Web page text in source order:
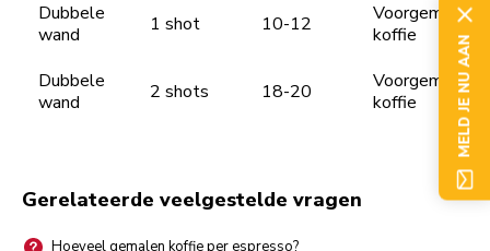
Dubbele
wand
1 shot 10-12
Voorgemalen
koffie
Dubbele
wand
2 shots 18-20
Voorgemalen
koffie
Gerelateerde veelgestelde vragen
Hoeveel gemalen koffie per espresso?
MELD JE NU AAN